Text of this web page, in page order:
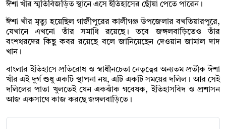
ঈশা খাঁর স্মৃতিবিজড়িত স্থানে এসে ইতিহাসের ছোঁয়া পেতে পারেন।
ঈশা খাঁর মৃত্যু হয়েছিল গাজীপুরের কালীগঞ্জ উপজেলার বখতিয়ারপুরে,
যেখানে এখনো তাঁর সমাধি রয়েছে। তবে জঙ্গলবাড়িতেও তাঁর
বংশধরদের কিছু কবর রয়েছে বলে জানিয়েছেন দেওয়ান জামাল দাদ
খান।
বাংলার ইতিহাসে প্রতিরোধ ও স্বাধীনচেতা নেতৃত্বের অন্যতম প্রতীক ঈশা
খাঁর এই দুর্গ শুধু একটি স্থাপনা নয়, এটি একটি সময়ের দলিল। আর সেই
দলিলের পাতা খুলতেই যেন একঝাঁক গবেষক, ইতিহাসবিদ ও প্রশাসন
আজ একসাথে কাজ করছে জঙ্গলবাড়িতে।